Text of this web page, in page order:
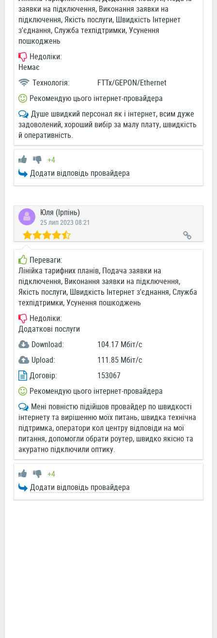
заявки на підключення, Виконання заявки на
підключення, Якість послуги, Швидкість Інтернет
з'єднання, Служба техпідтримки, Усунення
пошкоджень
Недоліки:
Немає
Технологія:
FTTx/GEPON/Ethernet
Рекомендую цього інтернет-провайдера
Душе швидкий персонал як і інтернет, всим дуже
задоволений, хороший вибір за малу плату, швидкість
й оперативність.
+4
Додати відповідь провайдера
Юля (Ірпінь)
25 лип 2023 08:21
Переваги:
Лінійка тарифних планів, Подача заявки на
підключення, Виконання заявки на підключення,
Якість послуги, Швидкість Інтернет з'єднання, Служба
техпідтримки, Усунення пошкоджень
Недоліки:
Додаткові послуги
Download:
104.17 Мбіт/c
Upload:
111.85 Мбіт/c
Договір:
153067
Рекомендую цього інтернет-провайдера
Мені повністю підійшов провайдер по швидкості
інтернету та вирішенню моїх питань, швидка технічна
підтримка, оператори кол центру відповіди на мої
питання, допомогли обрати роутер, швидко якісно та
акуратно підключили оптику.
+4
Додати відповідь провайдера